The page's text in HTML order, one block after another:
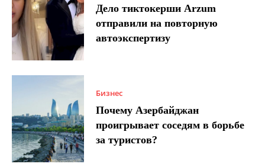
Дело тиктокерши Arzum
отправили на повторную
автоэкспертизу
Бизнес
Почему Азербайджан
проигрывает соседям в борьбе
за туристов?